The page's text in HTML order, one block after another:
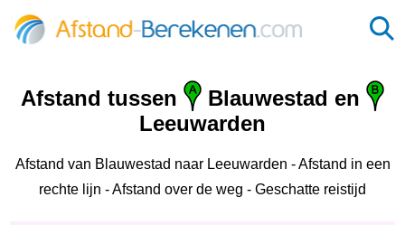
Afstand tussen
Blauwestad en
Leeuwarden
Afstand van Blauwestad naar Leeuwarden - Afstand in een
rechte lijn - Afstand over de weg - Geschatte reistijd